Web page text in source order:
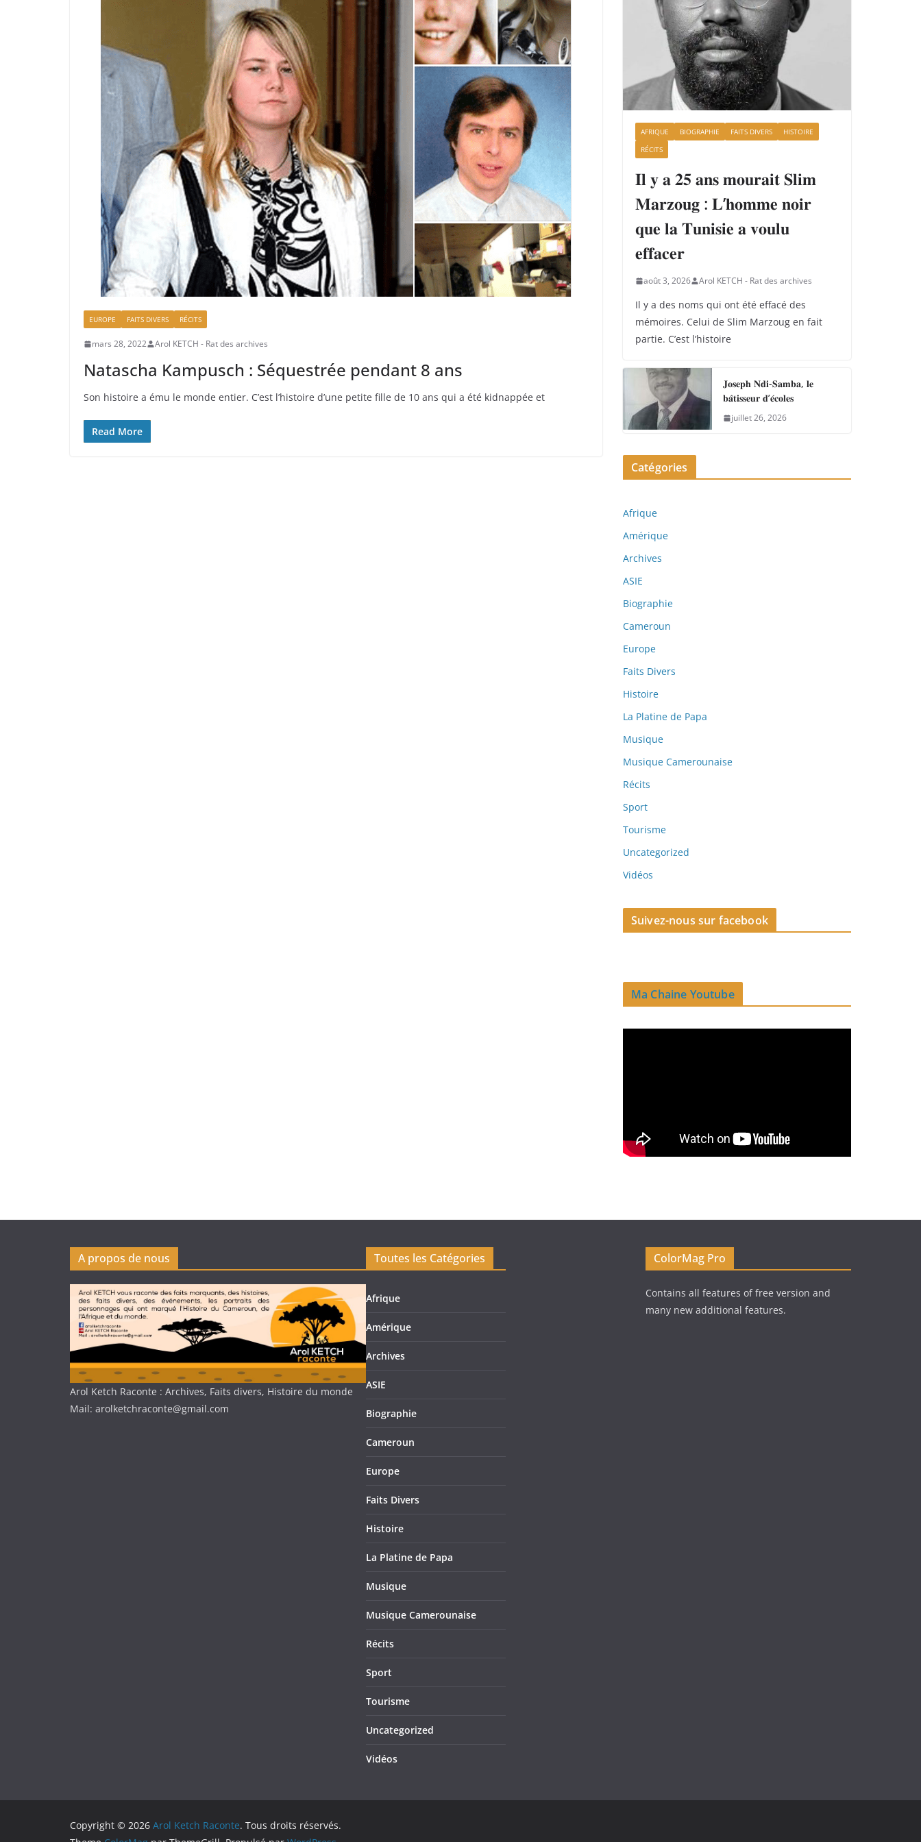
EUROPE FAITS DIVERS RÉCITS
mars 28, 2022 Arol KETCH - Rat des archives
Natascha Kampusch : Séquestrée pendant 8 ans
Son histoire a ému le monde entier. C’est l’histoire d’une petite fille de 10 ans qui a été kidnappée et
Read More
AFRIQUE BIOGRAPHIE FAITS DIVERS
HISTOIRE
RÉCITS
𝐈𝐥 𝐲 𝐚 𝟐𝟓 𝐚𝐧𝐬 𝐦𝐨𝐮𝐫𝐚𝐢𝐭 𝐒𝐥𝐢𝐦
𝐌𝐚𝐫𝐳𝐨𝐮𝐠 : 𝐋’𝐡𝐨𝐦𝐦𝐞 𝐧𝐨𝐢𝐫
𝐪𝐮𝐞 𝐥𝐚 𝐓𝐮𝐧𝐢𝐬𝐢𝐞 𝐚 𝐯𝐨𝐮𝐥𝐮
𝐞𝐟𝐟𝐚𝐜𝐞𝐫
août 3, 2026 Arol KETCH - Rat des archives
Il y a des noms qui ont été effacé des
mémoires. Celui de Slim Marzoug en fait
partie. C’est l’histoire
𝐉𝐨𝐬𝐞𝐩𝐡 𝐍𝐝𝐢-𝐒𝐚𝐦𝐛𝐚, 𝐥𝐞
𝐛𝐚̂𝐭𝐢𝐬𝐬𝐞𝐮𝐫 𝐝’𝐞́𝐜𝐨𝐥𝐞𝐬
juillet 26, 2026
Catégories
Afrique
Amérique
Archives
ASIE
Biographie
Cameroun
Europe
Faits Divers
Histoire
La Platine de Papa
Musique
Musique Camerounaise
Récits
Sport
Tourisme
Uncategorized
Vidéos
Suivez-nous sur facebook
Ma Chaine Youtube
A propos de nous
Arol Ketch Raconte : Archives, Faits divers, Histoire du monde
Mail: arolketchraconte@gmail.com
Toutes les Catégories
Afrique
Amérique
Archives
ASIE
Biographie
Cameroun
Europe
Faits Divers
Histoire
La Platine de Papa
Musique
Musique Camerounaise
Récits
Sport
Tourisme
Uncategorized
Vidéos
ColorMag Pro
Contains all features of free version and
many new additional features.
Copyright © 2026 Arol Ketch Raconte. Tous droits réservés.